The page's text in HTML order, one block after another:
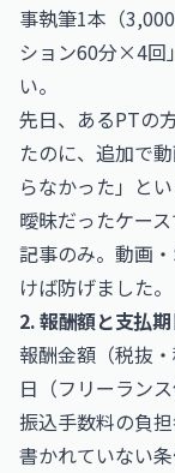
事執筆1本（
ション60分×4回
い。
先日、あるPTの
たのに、追加で
らなかった」と
曖昧だったケー
記事のみ。動画
けば防げました。
2. 報酬額と支払期
報酬金額（税抜
日（フリーラン
振込手数料の負
書かれていない